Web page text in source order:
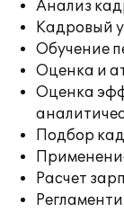
Анализ
Кадровый
Обучение
Оценка и
Оценка
Подбор
Расчет